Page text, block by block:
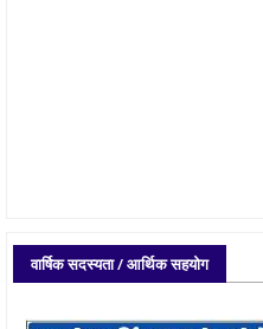
वार्षिक सदस्यता / आर्थिक सहयोग